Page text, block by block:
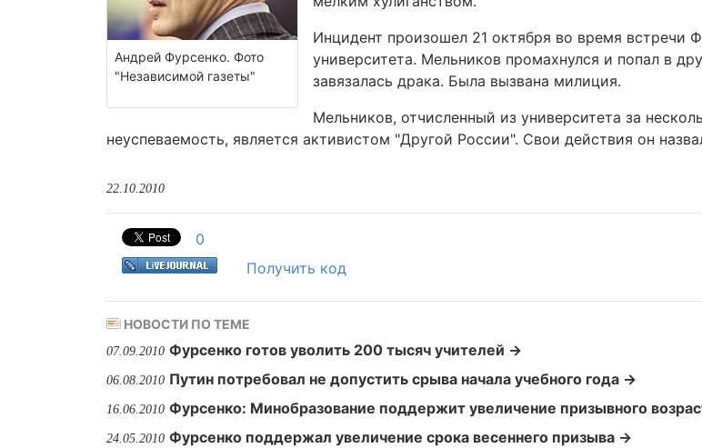
Андрей Фурсенко. Фото
"Независимой газеты"
Инцидент произошел 21 октября во время встречи
университета. Мельников промахнулся и попал в
завязалась драка. Была вызвана милиция.
Мельников, отчисленный из университета за
неуспеваемость, является активистом "Другой России". Свои действия он
22.10.2010
0
Получить код
НОВОСТИ ПО ТЕМЕ
07.09.2010 Фурсенко готов уволить 200 тысяч учителей →
06.08.2010 Путин потребовал не допустить срыва начала учебного года →
16.06.2010 Фурсенко: Минобразование поддержит увеличение призывного
24.05.2010 Фурсенко поддержал увеличение срока весеннего призыва →